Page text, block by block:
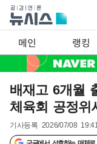
메인 랭킹
배재고 6개월
체육회 공정위
기사등록 2026/07/08